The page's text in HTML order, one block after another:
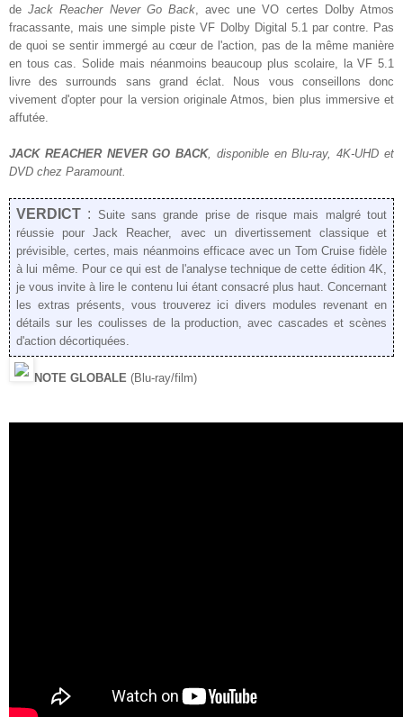
deJack Reacher Never Go Back, avec une VO certes
Dolby Atmos
fracassante, mais une simple piste VF Dolby Digital 5.1 par contre. Pas
de quoi se sentir immergé au cœur de l'action, pas de la même manière
en tous cas. Solide mais néanmoins beaucoup plus scolaire, la VF 5.1
livre des surrounds sans grand éclat. Nous vous conseillons donc
vivement d'opter pour la version originale Atmos, bien plus immersiveet
affutée.
JACK REACHER NEVER GO BACK, disponible en Blu-ray, 4K-UHD et
DVD chez Paramount.
VERDICT : Suite sans grande prise de risque mais malgré tout
réussie pour Jack Reacher, avec un divertissement classique et
prévisible, certes, mais néanmoins efficace avec un Tom Cruise fidèle
à lui même. Pour ce qui est de l'analysetechnique de cette édition 4K,
je vous invite à lire le contenului étant consacré plus haut. Concernant
les extras présents, vous trouverez icidivers modules revenant en
détails sur les coulisses de la production, avec cascades et scènes
d'action décortiquées.
NOTE GLOBALE (Blu-ray/film)